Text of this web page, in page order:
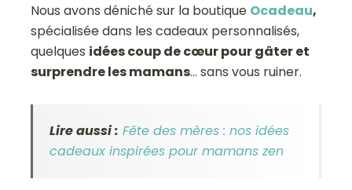
Nous avons déniché sur la boutique Ocadeau,
spécialisée dans les cadeaux personnalisés,
quelques idées coup de cœur pour gâter et
surprendre les mamans… sans vous ruiner.
Lire aussi : Fête des mères : nos idées
cadeaux inspirées pour mamans zen